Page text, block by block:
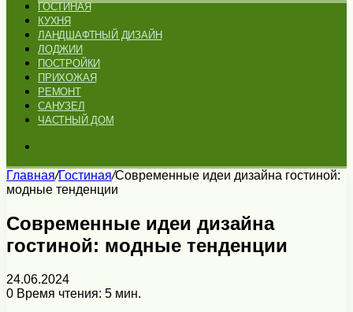
ГОСТИНАЯ
КУХНЯ
ЛАНДШАФТНЫЙ ДИЗАЙН
ЛОДЖИИ
ПОСТРОЙКИ
ПРИХОЖАЯ
РЕМОНТ
САНУЗЕЛ
ЧАСТНЫЙ ДОМ
Главная/Гостиная/Современные идеи дизайна гостиной:
модные тенденции
Современные идеи дизайна
гостиной: модные тенденции
24.06.2024
0 Время чтения: 5 мин.